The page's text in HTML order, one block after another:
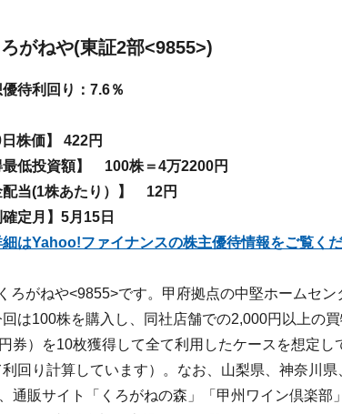
がねや(東証2部<9855>)
待利回り：7.6％
株価】 422円
最低投資額】 100株＝4万2200円
配当(1株あたり）】 12円
確定月】5月15日
細はYahoo!ファイナンスの株主優待情報をご覧く
ろがねや<9855>です。甲府拠点の中堅ホームセ
は100株を購入し、同社店舗での2,000円以上の
券）を10枚獲得して全て利用したケースを想定し
回り計算しています）。なお、山梨県、神奈川
通販サイト「くろがねの森」「甲州ワイン倶楽部